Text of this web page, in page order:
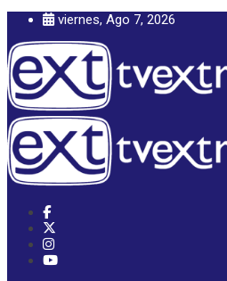
viernes, Ago 7, 2026